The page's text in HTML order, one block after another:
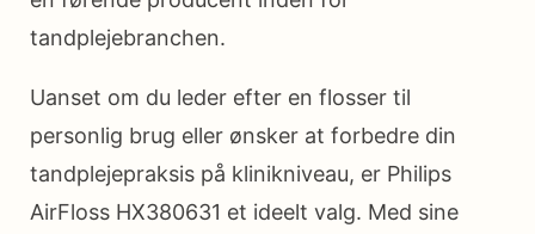
tandplejebranchen.
Uanset om du leder efter en flosser til
personlig brug eller ønsker at forbedre din
tandplejepraksis på klinikniveau, er Philips
AirFloss HX380631 et ideelt valg. Med sine